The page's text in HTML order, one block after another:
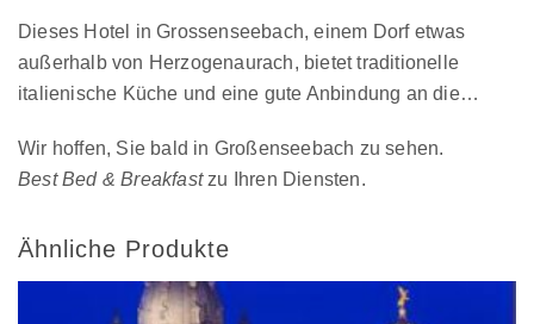
Dieses Hotel in Grossenseebach, einem Dorf etwas
außerhalb von Herzogenaurach, bietet traditionelle
italienische Küche und eine gute Anbindung an die…
Wir hoffen, Sie bald in Großenseebach zu sehen.
Best Bed & Breakfastzu Ihren Diensten.
Ähnliche Produkte